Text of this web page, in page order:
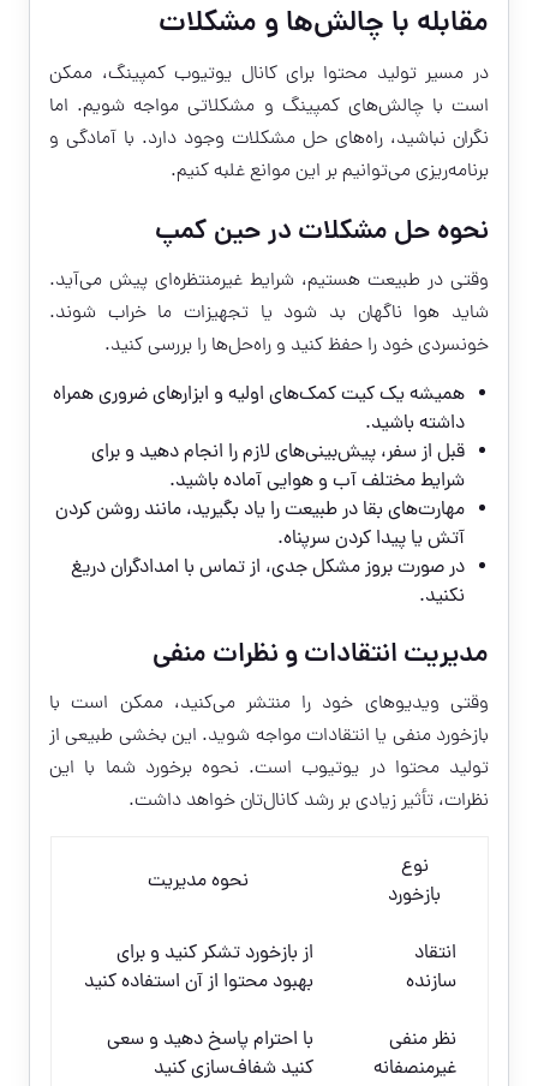
مقابله با چالش‌ها و مشکلات
در مسیر تولید محتوا برای کانال یوتیوب کمپینگ، ممکن
است با چالش‌های کمپینگ و مشکلاتی مواجه شویم. اما
نگران نباشید، راه‌های حل مشکلات وجود دارد. با آمادگی و
برنامه‌ریزی می‌توانیم بر این موانع غلبه کنیم.
نحوه حل مشکلات در حین کمپ
وقتی در طبیعت هستیم، شرایط غیرمنتظره‌ای پیش می‌آید.
شاید هوا ناگهان بد شود یا تجهیزات ما خراب شوند.
خونسردی خود را حفظ کنید و راه‌حل‌ها را بررسی کنید.
همیشه یک کیت کمک‌های اولیه و ابزارهای ضروری همراه
داشته باشید.
قبل از سفر، پیش‌بینی‌های لازم را انجام دهید و برای
شرایط مختلف آب و هوایی آماده باشید.
مهارت‌های بقا در طبیعت را یاد بگیرید، مانند روشن کردن
آتش یا پیدا کردن سرپناه.
در صورت بروز مشکل جدی، از تماس با امدادگران دریغ
نکنید.
مدیریت انتقادات و نظرات منفی
وقتی ویدیوهای خود را منتشر می‌کنید، ممکن است با
بازخورد منفی یا انتقادات مواجه شوید. این بخشی طبیعی از
تولید محتوا در یوتیوب است. نحوه برخورد شما با این
نظرات، تأثیر زیادی بر رشد کانال‌تان خواهد داشت.
نوع
بازخورد
نحوه مدیریت
انتقاد
سازنده
از بازخورد تشکر کنید و برای
بهبود محتوا از آن استفاده کنید
نظر منفی
غیرمنصفانه
با احترام پاسخ دهید و سعی
کنید شفاف‌سازی کنید